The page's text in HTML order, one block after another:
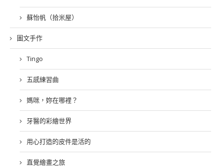
蘇怡帆（拾米屋）
圖文手作
Tingo
五感練習曲
媽咪，妳在哪裡？
牙醫的彩繪世界
用心打造的皮件是活的
直覺繪畫之旅